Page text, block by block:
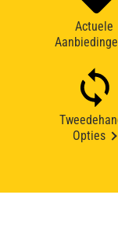
Actuele
Opties